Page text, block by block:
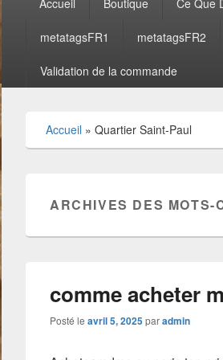
principal
metatagsFR1 metatagsFR2
Validation de la commande
Accueil » Quartier Saint-Paul
ARCHIVES DES
comme acheter
Posté le avril 5, 2025paradmin